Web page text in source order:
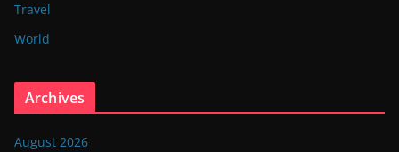
Travel
World
Archives
August 2026